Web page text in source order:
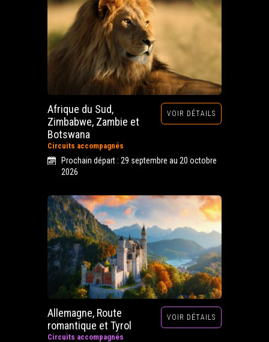
Afrique du Sud,
Zimbabwe, Zambie et
Botswana
Circuits accompagnés
VOIR DÉTAILS
Prochain départ : 29 septembre au 20 octobre
2026
Allemagne, Route
romantique et Tyrol
Circuits accompagnés
VOIR DÉTAILS